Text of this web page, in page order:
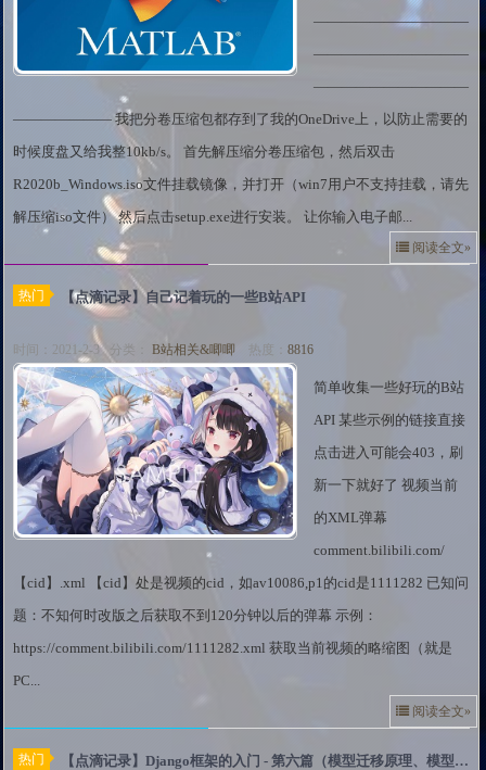
———————————
———————————
———————————
——————— 我把分卷压缩包都存到了我的OneDrive上，以防止需要的
时候度盘又给我整10kb/s。 首先解压缩分卷压缩包，然后双击
R2020b_Windows.iso文件挂载镜像，并打开（win7用户不支持挂载，请先
解压缩iso文件） 然后点击setup.exe进行安装。 让你输入电子邮...
阅读全文»
热门 【点滴记录】自己记着玩的一些B站API
时间：2021-2-3 分类： B站相关&唧唧 热度： 8816
简单收集一些好玩的B站
API 某些示例的链接直接
点击进入可能会403，刷
新一下就好了 视频当前
的XML弹幕
comment.bilibili.com/
【cid】.xml 【cid】处是视频的cid，如av10086,p1的cid是1111282 已知问
题：不知何时改版之后获取不到120分钟以后的弹幕 示例：
https://comment.bilibili.com/1111282.xml 获取当前视频的略缩图（就是
PC...
阅读全文»
热门 【点滴记录】Django框架的入门 - 第六篇（模型迁移原理、模型关系、静态文件、文件上传、邮件发送）